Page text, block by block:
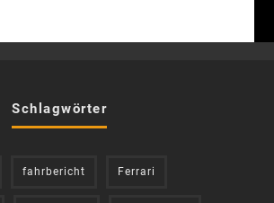
Schlagwörter
fahrbericht Ferrari